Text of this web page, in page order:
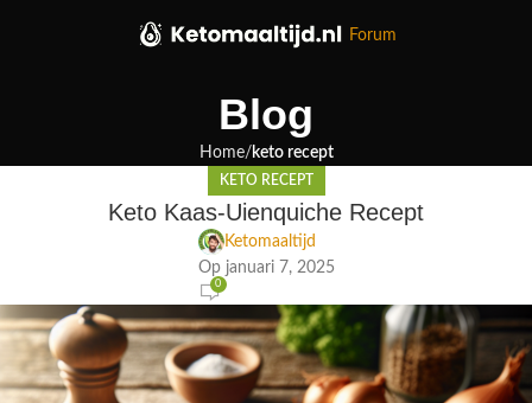
Forum
Blog
Home keto recept
KETO RECEPT
Keto Kaas-Uienquiche Recept
Ketomaaltijd
Op januari 7, 2025
0